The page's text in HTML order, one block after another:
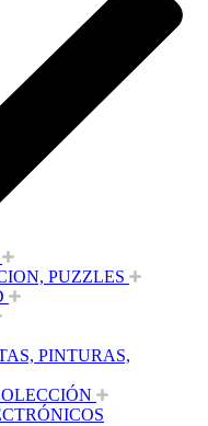
PUZZLES
PINTURAS,